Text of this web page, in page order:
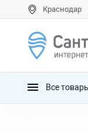
Краснодар
Все